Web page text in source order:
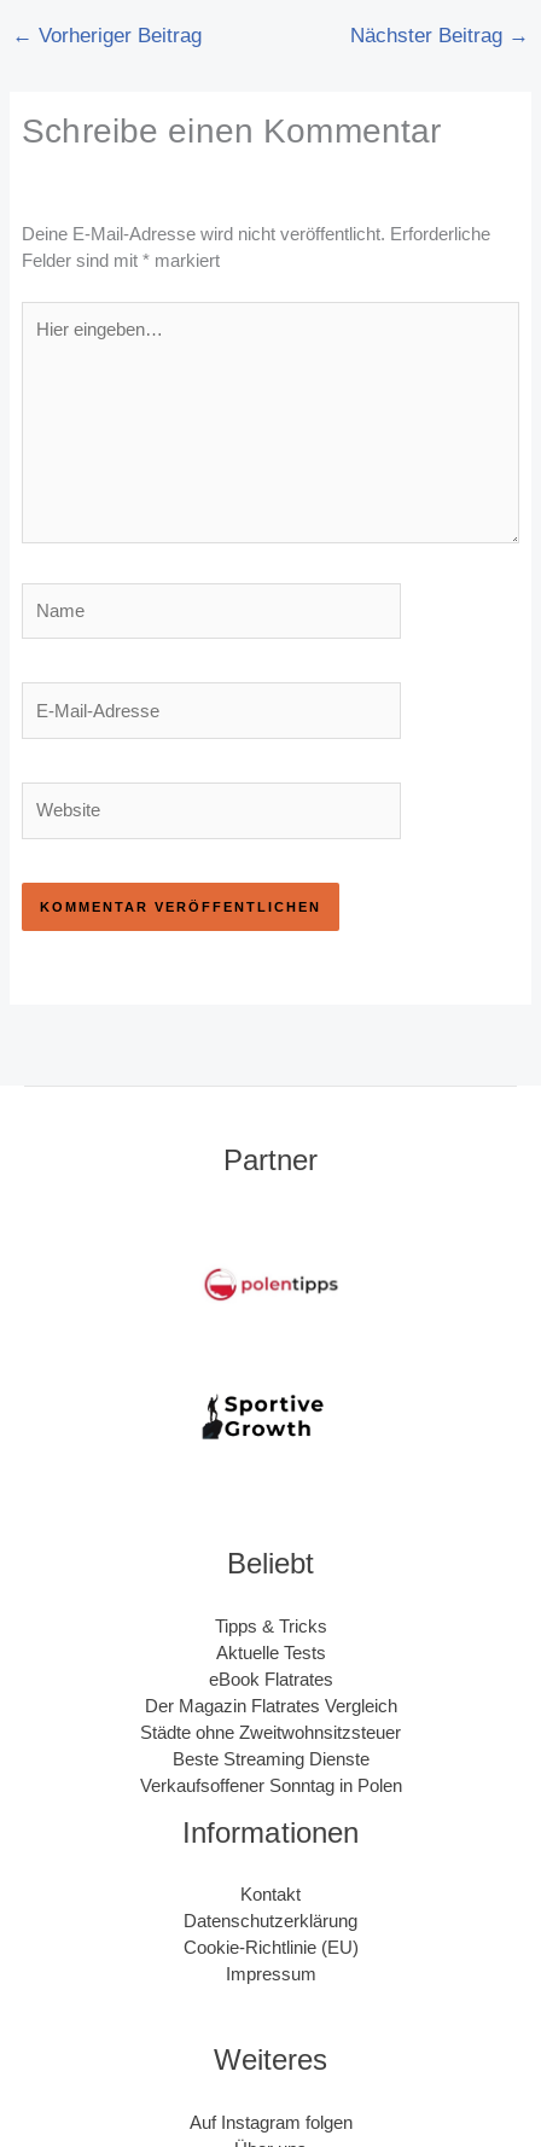
← Vorheriger Beitrag Nächster Beitrag →
Schreibe einen Kommentar
Deine E-Mail-Adresse wird nicht veröffentlicht. Erforderliche
Felder sind mit* markiert
Hier
eingeben…
Name
E-
Mail-
Adresse
Website
Partner
Beliebt
Tipps & Tricks
Aktuelle Tests
eBook Flatrates
Der Magazin Flatrates Vergleich
Städte ohne Zweitwohnsitzsteuer
Beste Streaming Dienste
Verkaufsoffener Sonntag in Polen
Informationen
Kontakt
Datenschutzerklärung
Cookie-Richtlinie (EU)
Impressum
Weiteres
Auf Instagram folgen